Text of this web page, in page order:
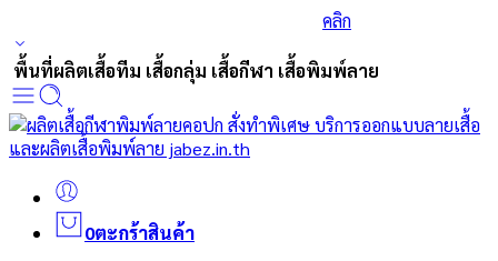
คลิก
พื้นที่ผลิตเสื้อทีม เสื้อกลุ่ม เสื้อกีฬา เสื้อพิมพ์ลาย
0ตะกร้าสินค้า